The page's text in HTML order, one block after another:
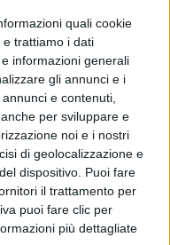
quali cookie
trattiamo i dati
informazioni generali
gli annunci e i
e contenuti,
per sviluppare e
noi e i nostri
di geolocalizzazione e
dispositivo. Puoi fare
il trattamento per
puoi fare clic per
più dettagliate
arrestato 46enne
e Futuro”: dopo la festa
acqua, necessario fare
della finta rapina: